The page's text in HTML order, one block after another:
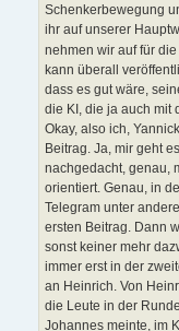
Schenkerbewegung
ihr auf unserer
nehmen wir auf für
kann überall
dass es gut wäre,
die KI, die ja auch mit
Okay, also ich,
Beitrag. Ja, mir geht
nachgedacht, genau,
orientiert. Genau, in
Telegram unter
ersten Beitrag. Dann
sonst keiner mehr
immer erst in der
an Heinrich. Von
die Leute in der
Johannes meinte, im